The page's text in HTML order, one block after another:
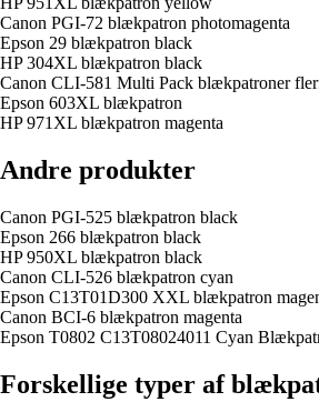
Canon PGI-72 blækpatron photomagenta
Epson 29 blækpatron black
HP 304XL blækpatron black
Canon CLI-581 Multi Pack blækpatroner
Epson 603XL blækpatron
HP 971XL blækpatron magenta
Andre produkter
Canon PGI-525 blækpatron black
Epson 266 blækpatron black
HP 950XL blækpatron black
Canon CLI-526 blækpatron cyan
Epson C13T01D300 XXL blækpatron
Canon BCI-6 blækpatron magenta
Epson T0802 C13T08024011 Cyan
Forskellige typer af